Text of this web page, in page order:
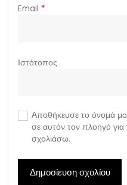
Email *
Ιστότοπος
Αποθήκευσε το όνομά
σε αυτόν τον πλοηγό
σχολιάσω.